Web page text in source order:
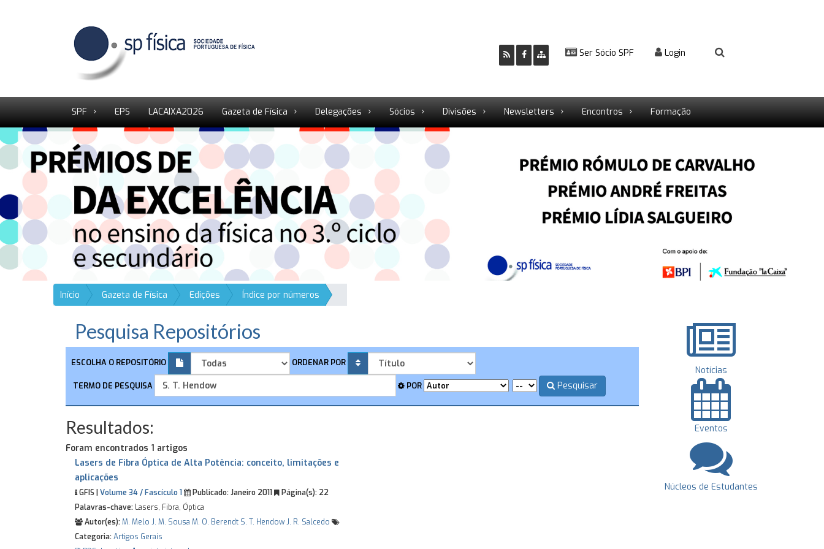
Ser Sócio SPF Login
SPF EPS LACAIXA2026 Gazeta de Física Delegações Sócios Divisões Newsletters Encontros Formação
Início Gazeta de Física Edições Índice por números
Pesquisa Repositórios
ESCOLHA O REPOSITÓRIO ORDENAR POR
TERMO DE PESQUISA POR Pesquisar
Resultados:
Foram encontrados 1 artigos
Lasers de Fibra Óptica de Alta Potência: conceito, limitações e
aplicações
GFIS | Volume 34 / Fascículo 1 Publicado:Janeiro 2011 Página(s): 22
Palavras-chave: Lasers, Fibra, Óptica
Autor(es):M. Melo J. M. Sousa M. O. Berendt S. T. HendowJ. R. Salcedo
Categoria:Artigos Gerais
Notícias
Eventos
Núcleos de Estudantes